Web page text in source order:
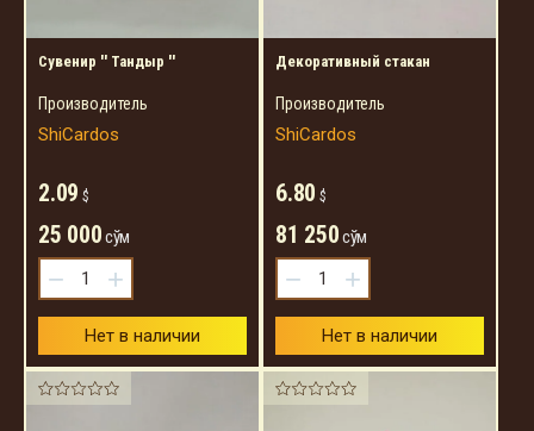
Cувенир '' Тандыр ''
Производитель
ShiCardos
2.09 $
25 000сўм
− +
Нет в наличии
Декоративный стакан
Производитель
ShiCardos
6.80 $
81 250сўм
− +
Нет в наличии